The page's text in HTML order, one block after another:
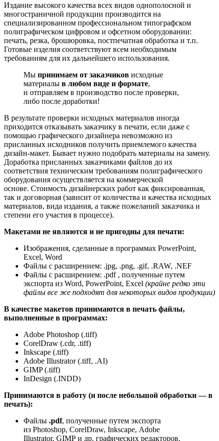
Издание высокого качества всех видов однополосной и
многостраничной продукции производится на
специализированном профессиональном типографском
полиграфическом цифровом и офсетном оборудовании:
печать, резка, брошюровка, постпечатная обработка и т.п.
Готовые изделия соответствуют всем необходимым
требованиям для их дальнейшего использования.
Мы принимаем от заказчиков исходные
материалы в любом виде и формате,
и отправляем в производство после проверки,
либо после доработки!
В результате проверки исходных материалов иногда
приходится отказывать заказчику в печати, если даже с
помощью графического дизайнера невозможно из
присланных исходников получить приемлемого качества
дизайн-макет. Бывает нужно подобрать материалы на замену.
Доработка присланных заказчиками файлов до их
соответствия техническим требованиям полиграфического
оборудования осуществляется на коммерческой
основе. Стоимость дизайнерских работ как фиксированная,
так и договорная (зависит от количества и качества исходных
материалов, вида издания, а также пожеланий заказчика и
степени его участия в процессе).
Макетами не являются и не пригодны для печати:
Изображения, сделанные в программах PowerPoint,
Excel, Word
Файлы с расширением: .jpg, .png, .gif, .RAW, .NEF
Файлы с расширением: .pdf , полученные путем
экспорта из Word, PowerPoint, Excel (крайне редко эти
файлы все же подходят для некоторых видов продукции)
В качестве макетов принимаются в печать файлы,
выполненные в программах:
Adobe Photoshop (.tiff)
CorelDraw (.cdr, .tiff)
Inkscape (.tiff)
Adobe Illustrator (.tiff, .AI)
GIMP (.tiff)
InDesign (.INDD)
Принимаются в работу (и после небольшой обработки — в
печать):
Файлы .pdf, полученные путем экспорта
из Photoshop, CorelDraw, Inkscape, Adobe
Illustrator, GIMP и др. графических редакторов.